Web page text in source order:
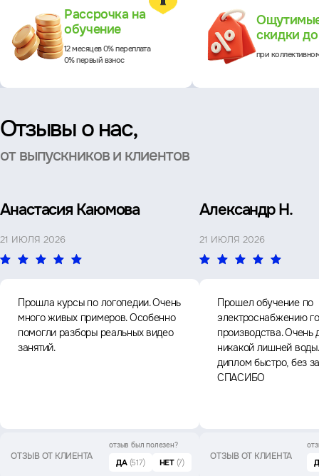
Рассрочка на
обучение
12 месяцев 0% переплата
0% первый взнос
скидки
при
Отзывы о нас,
от выпускников и клиентов
Анастасия Каюмова
21 ИЮЛЯ 2026
Прошла курсы по логопедии. Очень
много живых примеров. Особенно
помогли разборы реальных видео
занятий.
ОТЗЫВ ОТ КЛИЕНТА
отзыв был полезен?
ДА (517) НЕТ (7)
Александр Н.
21 ИЮЛЯ 2026
Прошел обучение по
электроснабжению
производства. Очень
никакой лишней
диплом быстро, без
СПАСИБО
ОТЗЫВ ОТ КЛИЕНТА